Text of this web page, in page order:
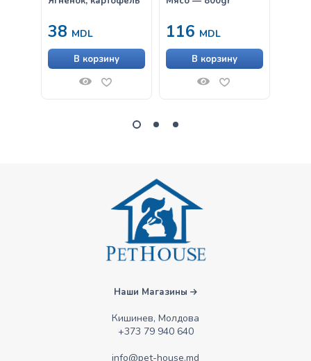
38 MDL
В корзину
116 MDL
В корзину
Наши Магазины
Кишинев, Молдова
+373 79 940 640
info@pet-house.md